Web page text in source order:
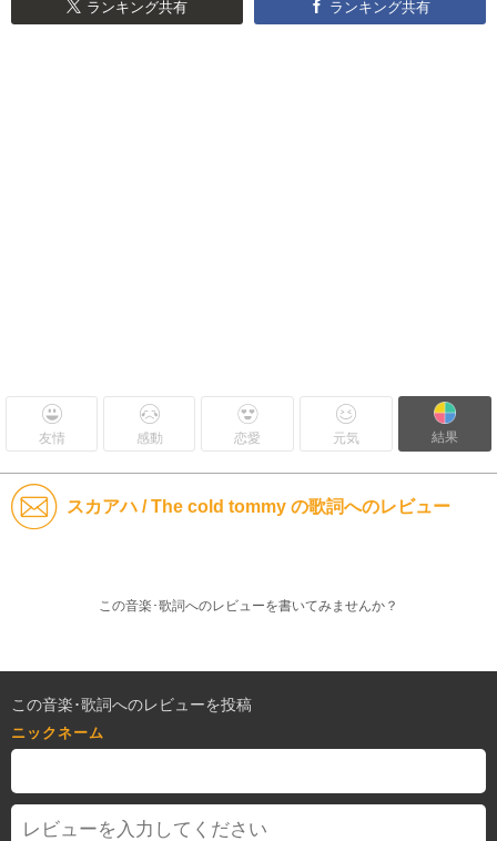
ランキング共有 ランキング共有
友情 感動 恋愛 元気 結果
スカアハ / The cold tommy の歌詞へのレビュー
この音楽･歌詞へのレビューを書いてみませんか？
この音楽･歌詞へのレビューを投稿
ニックネーム